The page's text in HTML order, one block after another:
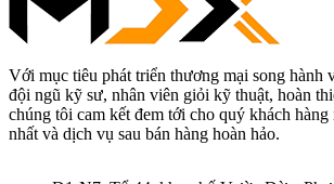
Với mục tiêu phát triển thương mại song hành
đội ngũ kỹ sư, nhân viên giỏi kỹ thuật, hoàn
chúng tôi cam kết đem tới cho quý khách hàng
nhất và dịch vụ sau bán hàng hoàn hảo.